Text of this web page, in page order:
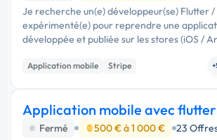
Je recherche un(e) développeur(se) Flutter /
expérimenté(e) pour reprendre une
développée et publiée sur les stores (iOS /
réaliser une série de modifications
Contexte de la …
Application mobile Stripe
Application mobile avec flutter
Fermé
500 € à 1 000 € 23